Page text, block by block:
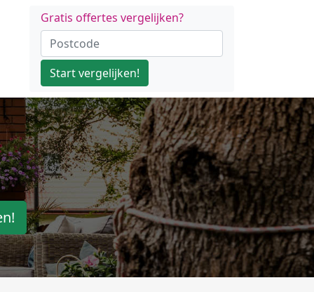
Gratis offertes vergelijken?
Start vergelijken!